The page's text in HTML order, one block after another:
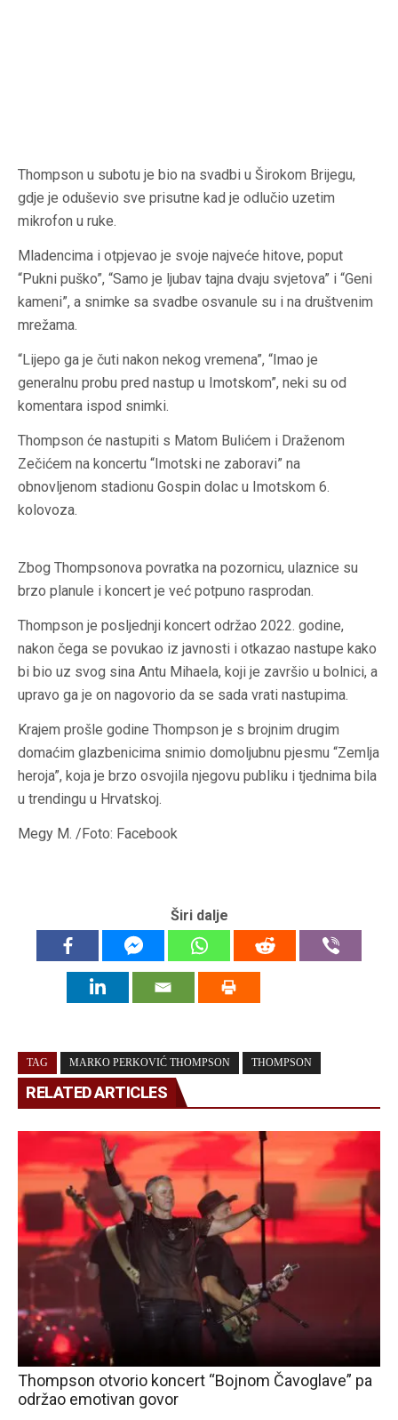
Thompson u subotu je bio na svadbi u Širokom Brijegu,
gdje je oduševio sve prisutne kad je odlučio uzetim
mikrofon u ruke.
Mladencima i otpjevao je svoje najveće hitove, poput
“Pukni puško”, “Samo je ljubav tajna dvaju svjetova” i “Geni
kameni”, a snimke sa svadbe osvanule su i na društvenim
mrežama.
“Lijepo ga je čuti nakon nekog vremena”, “Imao je
generalnu probu pred nastup u Imotskom”, neki su od
komentara ispod snimki.
Thompson će nastupiti s Matom Bulićem i Draženom
Zečićem na koncertu “Imotski ne zaboravi” na
obnovljenom stadionu Gospin dolac u Imotskom 6.
kolovoza.
Zbog Thompsonova povratka na pozornicu, ulaznice su
brzo planule i koncert je već potpuno rasprodan.
Thompson je posljednji koncert održao 2022. godine,
nakon čega se povukao iz javnosti i otkazao nastupe kako
bi bio uz svog sina Antu Mihaela, koji je završio u bolnici, a
upravo ga je on nagovorio da se sada vrati nastupima.
Krajem prošle godine Thompson je s brojnim drugim
domaćim glazbenicima snimio domoljubnu pjesmu “Zemlja
heroja”, koja je brzo osvojila njegovu publiku i tjednima bila
u trendingu u Hrvatskoj.
Megy M. /Foto: Facebook
Širi dalje
TAG MARKO PERKOVIĆ THOMPSON THOMPSON
RELATED ARTICLES
Thompson otvorio koncert “Bojnom Čavoglave” pa
održao emotivan govor